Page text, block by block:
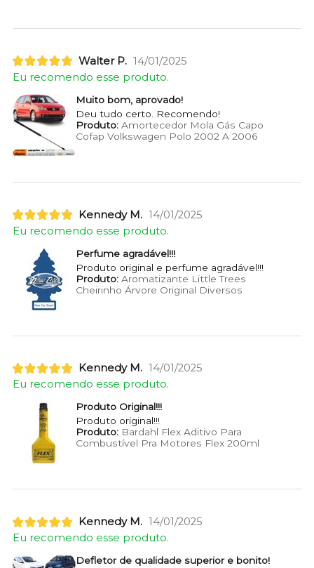
Walter P. 14/01/2025
Eu recomendo esse produto.
Muito bom, aprovado!
Deu tudo certo. Recomendo!
Produto:Amortecedor Mola Gás Capo
Cofap Volkswagen Polo 2002 A 2006
Kennedy M. 14/01/2025
Eu recomendo esse produto.
Perfume agradável!!!
Produto original e perfume agradável!!!
Produto:Aromatizante Little Trees
Cheirinho Árvore Original Diversos
Kennedy M. 14/01/2025
Eu recomendo esse produto.
Produto Original!!!
Produto original!!!
Produto:Bardahl Flex Aditivo Para
Combustível Pra Motores Flex 200ml
Kennedy M. 14/01/2025
Eu recomendo esse produto.
Defletor de qualidade superior e bonito!